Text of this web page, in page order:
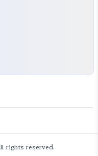
rights reserved.